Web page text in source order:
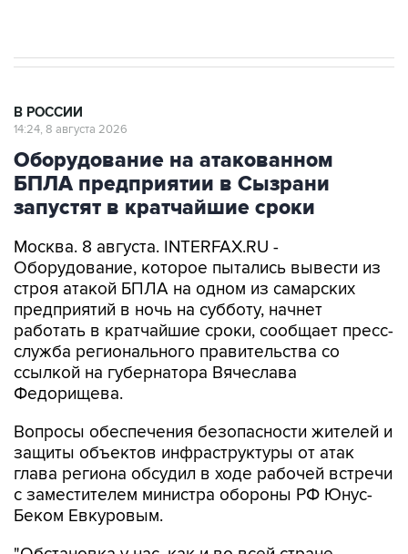
Оборудование на атакованном
БПЛА предприятии в Сызрани
запустят в кратчайшие сроки
Москва. 8 августа. INTERFAX.RU -
строя атакой БПЛА на одном из самарских
предприятий в ночь на субботу, начнет
работать в кратчайшие сроки, сообщает пресс-
служба регионального правительства со
ссылкой на губернатора Вячеслава
Федорищева.
Вопросы обеспечения безопасности жителей и
глава региона обсудил в ходе рабочей встречи
с заместителем министра обороны РФ Юнус-
Беком Евкуровым.
"Обстановка у нас, как и во всей стране,